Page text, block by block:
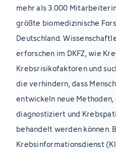
mehr als 3.000
größte biomedizinische
Deutschland.
erforschen im DKFZ, wie
Krebsrisikofaktoren und
die verhindern, dass
entwickeln neue
diagnostiziert und
behandelt werden können.
Krebsinformationsdienst